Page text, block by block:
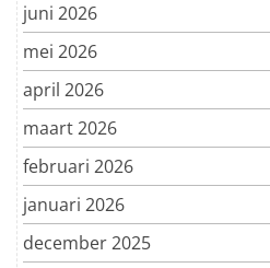
juni 2026
mei 2026
april 2026
maart 2026
februari 2026
januari 2026
december 2025